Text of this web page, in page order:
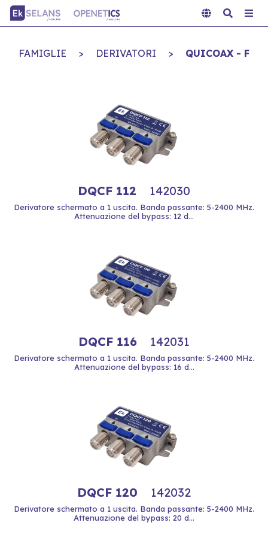
FAMIGLIE > DERIVATORI > QUICOAX - F
DQCF 112 142030
Derivatore schermato a 1 uscita. Banda passante: 5-2400 MHz.
Attenuazione del bypass: 12 d...
DQCF 116 142031
Derivatore schermato a 1 uscita. Banda passante: 5-2400 MHz.
Attenuazione del bypass: 16 d...
DQCF 120 142032
Derivatore schermato a 1 uscita. Banda passante: 5-2400 MHz.
Attenuazione del bypass: 20 d...